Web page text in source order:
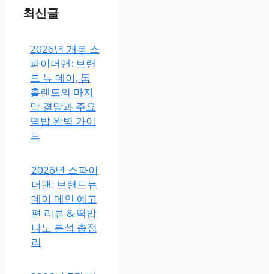
최신글
2026년 개봉 스
파이더맨: 브랜
드 뉴 데이, 톰
홀랜드의 마지
막 결말과 주요
떡밥 완벽 가이
드
2026년 스파이
더맨: 브랜드뉴
데이 메인 예고
편 리뷰 & 떡밥
나노 분석 총정
리